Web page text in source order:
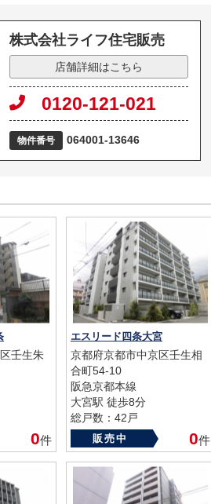
株式会社ライフ住宅販売
店舗詳細はこちら
0120-121-021
物件番号 064001-13646
壬生朱
0件
エスリード四条大宮
京都府京都市中京区壬生相
合町54-10
阪急京都本線
大宮駅 徒歩8分
総戸数：42戸
築年数：2016年
販売中 0件